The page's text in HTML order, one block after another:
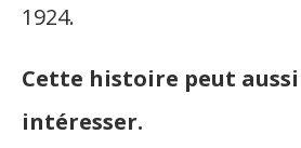
1924.
Cette histoire peut aussi
intéresser.